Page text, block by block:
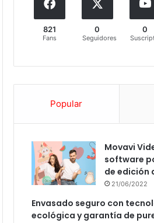
821
Fans
0
Seguidores
0
Popular
Movavi
software
de edición
21/06/2022
Envasado seguro con
ecológica y garantía de